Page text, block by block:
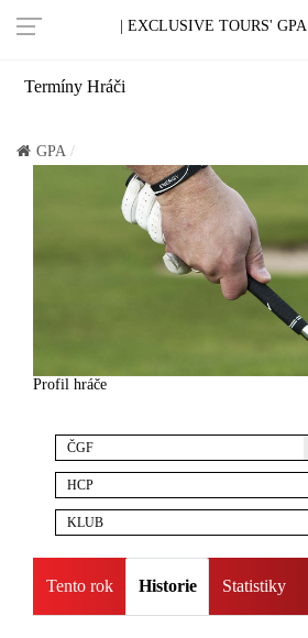
| EXCLUSIVE TOURS' GPA |
Termíny Hráči
GPA
Profil hráče
ČGF
HCP
KLUB
Tento rok Historie Statistiky